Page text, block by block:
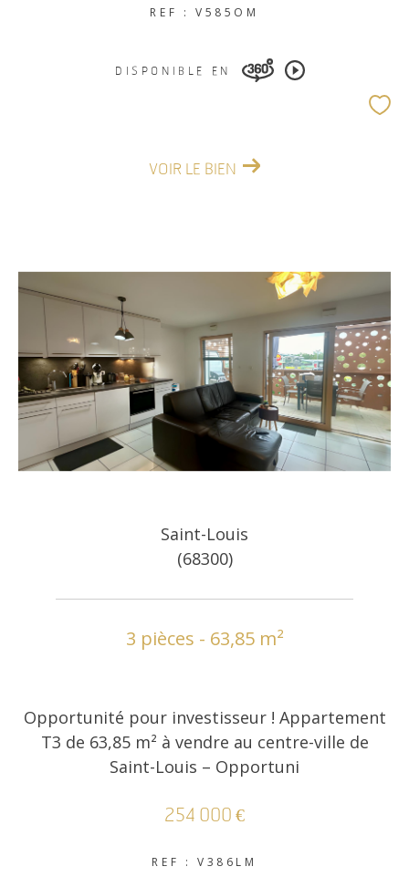
REF : V585OM
DISPONIBLE EN
VOIR LE BIEN
Saint-Louis
(68300)
3 pièces - 63,85 m²
Opportunité pour investisseur ! Appartement
T3 de 63,85 m² à vendre au centre-ville de
Saint-Louis – Opportuni
254 000 €
REF : V386LM